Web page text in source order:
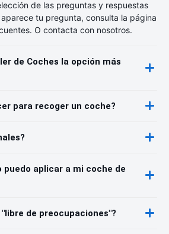
de las preguntas y respuestas
tu pregunta, consulta la página
O contacta con nosotros.
de Coches la opción más
para recoger un coche?
puedo aplicar a mi coche de
de preocupaciones"?